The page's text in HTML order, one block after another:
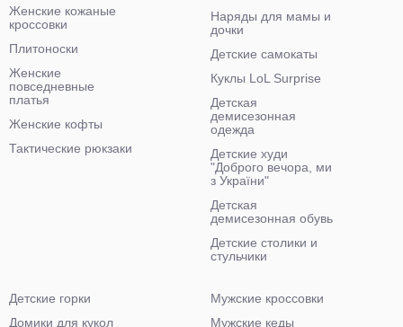
Женские кожаные
кроссовки
Плитоноски
Женские
повседневные
платья
Женские кофты
Тактические рюкзаки
Наряды для мамы и
дочки
Детские самокаты
Куклы LoL Surprise
Детская
демисезонная
одежда
Детские худи
"Доброго вечора, ми
з України"
Детская
демисезонная обувь
Детские столики и
стульчики
Детские горки
Домики для кукол
Мужские кроссовки
Мужские кеды